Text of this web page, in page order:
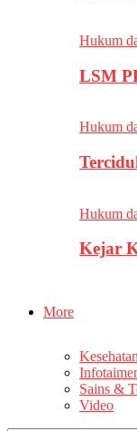
Hukum
LSM
Hukum
Hukum
Kejar
More
Sains &
Video